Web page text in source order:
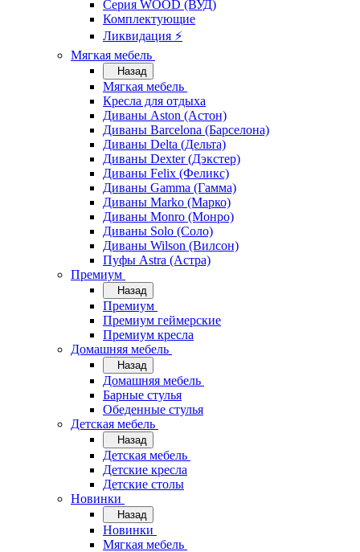
Серия WOOD (ВУД)
Комплектующие
Ликвидация ⚡
Мягкая мебель
Назад
Мягкая мебель
Кресла для отдыха
Диваны Aston (Астон)
Диваны Barcelona (Барселона)
Диваны Delta (Дельта)
Диваны Dexter (Дэкстер)
Диваны Felix (Феликс)
Диваны Gamma (Гамма)
Диваны Marko (Марко)
Диваны Monro (Монро)
Диваны Solo (Соло)
Диваны Wilson (Вилсон)
Пуфы Astra (Астра)
Премиум
Назад
Премиум
Премиум геймерские
Премиум кресла
Домашняя мебель
Назад
Домашняя мебель
Барные стулья
Обеденные стулья
Детская мебель
Назад
Детская мебель
Детские кресла
Детские столы
Новинки
Назад
Новинки
Мягкая мебель